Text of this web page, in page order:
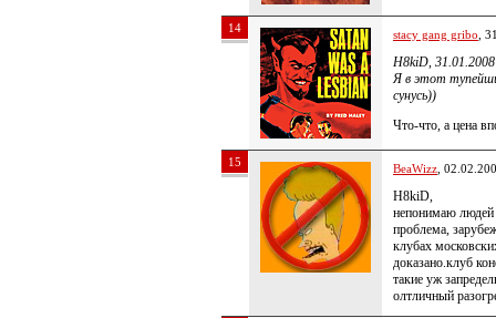
14 stacy gang gribo ,
H8kiD,
Я в этот
сунусь))
Что-что, а цена
15 BeaWizz ,
H8kiD,
непонимаю людей
проблема,
клубах
доказано.клуб
такие уж
олтличный